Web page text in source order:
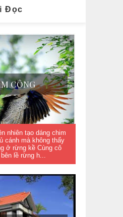
Đọc
CÔNG
nhiên tạo dáng chim
cánh mà không thấy
ở rừng kề Cùng cô
lề rừng h...